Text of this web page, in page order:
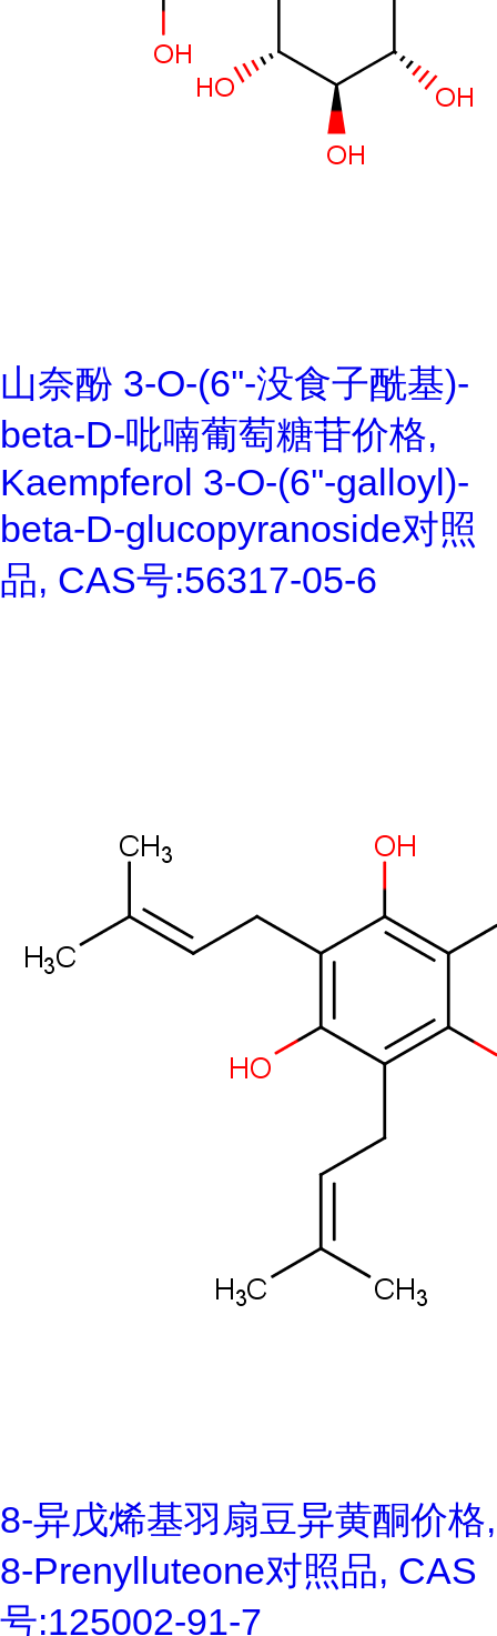
山奈酚 3-O-(6''-没食子酰基)-
beta-D-吡喃葡萄糖苷价格,
Kaempferol 3-O-(6''-galloyl)-
beta-D-glucopyranoside对照
品, CAS号:56317-05-6
8-异戊烯基羽扇豆异黄酮价格,
8-Prenylluteone对照品, CAS
号:125002-91-7